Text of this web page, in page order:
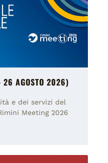
26 AGOSTO 2026)
e dei servizi del
Meeting 2026